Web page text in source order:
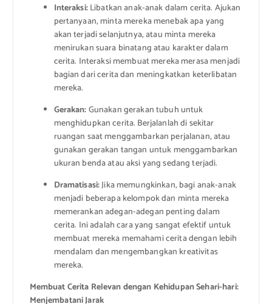
Interaksi:Libatkan anak-anak dalam cerita. Ajukan
pertanyaan, minta mereka menebak apa yang
akan terjadi selanjutnya, atau minta mereka
menirukan suara binatang atau karakter dalam
cerita. Interaksi membuat mereka merasa menjadi
bagian dari cerita dan meningkatkan keterlibatan
mereka.
Gerakan:Gunakan gerakan tubuh untuk
menghidupkan cerita. Berjalanlah di sekitar
ruangan saat menggambarkan perjalanan, atau
gunakan gerakan tangan untuk menggambarkan
ukuran benda atau aksi yang sedang terjadi.
Dramatisasi:Jika memungkinkan, bagi anak-anak
menjadi beberapa kelompok dan minta mereka
memerankan adegan-adegan penting dalam
cerita. Ini adalah cara yang sangat efektif untuk
membuat mereka memahami cerita dengan lebih
mendalam dan mengembangkan kreativitas
mereka.
Membuat Cerita Relevan dengan Kehidupan Sehari-hari:
Menjembatani Jarak